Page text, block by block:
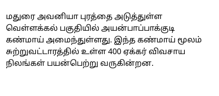
மதுரை அவனியா புரத்தை அடுத்துள்ள
வெள்ளக்கல் பகுதியில் அயன்பாப்பாக்குடி
கண்மாய் அமைந்துள்ளது. இந்த கண்மாய் மூலம்
சுற்றுவட்டாரத்தில் உள்ள 400 ஏக்கர் விவசாய
நிலங்கள் பயன்பெற்று வருகின்றன.